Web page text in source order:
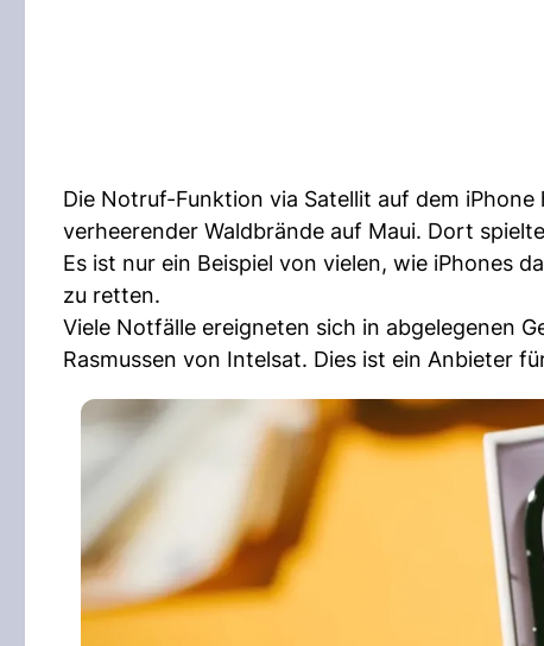
Die Notruf-Funktion via Satellit auf dem
verheerender Waldbrände auf Maui. Dort
Es ist nur ein Beispiel von vielen, wie iPhones
zu retten.
Viele Notfälle ereigneten sich in abgelegenen
Rasmussen von Intelsat. Dies ist ein Anbieter